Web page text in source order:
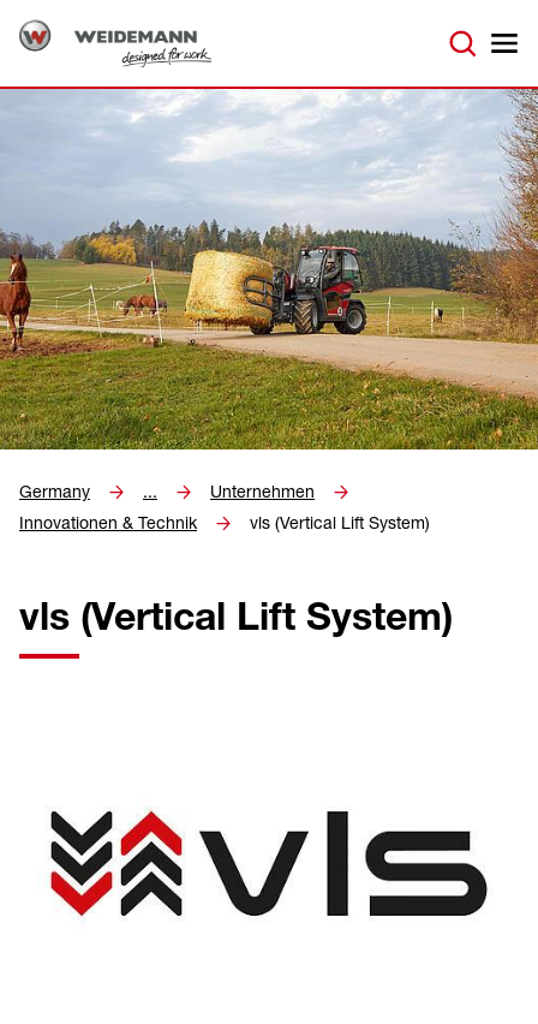
Germany ...
Unternehmen
Innovationen & Technik
vls (Vertical Lift System)
vls (Vertical Lift System)